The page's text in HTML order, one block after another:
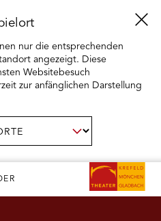
nur die entsprechenden
angezeigt. Diese
Websitebesuch
zur anfänglichen Darstellung